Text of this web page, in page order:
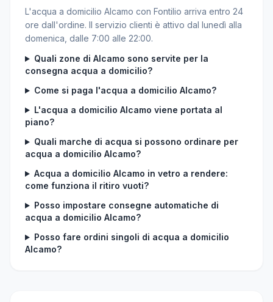
L'acqua a domicilio Alcamo con Fontilio arriva entro 24
ore dall'ordine. Il servizio clienti è attivo dal lunedì alla
domenica, dalle 7:00 alle 22:00.
Quali zone di Alcamo sono servite per la
consegna acqua a domicilio?
Come si paga l'acqua a domicilio Alcamo?
L'acqua a domicilio Alcamo viene portata al
piano?
Quali marche di acqua si possono ordinare per
acqua a domicilio Alcamo?
Acqua a domicilio Alcamo in vetro a rendere:
come funziona il ritiro vuoti?
Posso impostare consegne automatiche di
acqua a domicilio Alcamo?
Posso fare ordini singoli di acqua a domicilio
Alcamo?